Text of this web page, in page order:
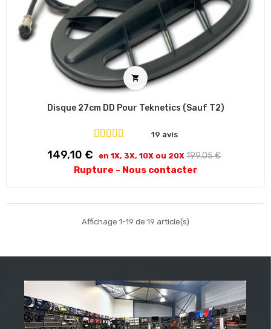

Disque 27cm DD Pour Teknetics (sauf T2)
19 avis
Prix
149,10 € en 1X, 3X, 10X ou 20X Prix
199,05 €
Rupture - Nous contacter
Affichage 1-19 de 19 article(s)